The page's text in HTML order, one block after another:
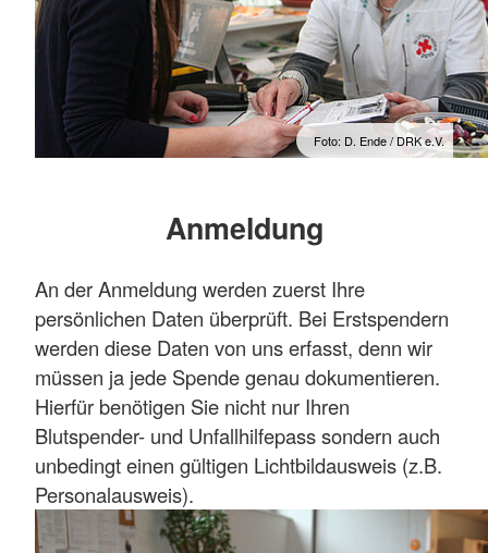
Foto: D. Ende / DRK e.V.
Anmeldung
An der Anmeldung werden zuerst Ihre
persönlichen Daten überprüft. Bei Erstspendern
werden diese Daten von uns erfasst, denn wir
müssen ja jede Spende genau dokumentieren.
Hierfür benötigen Sie nicht nur Ihren
Blutspender- und Unfallhilfepass sondern auch
unbedingt einen gültigen Lichtbildausweis (z.B.
Personalausweis).